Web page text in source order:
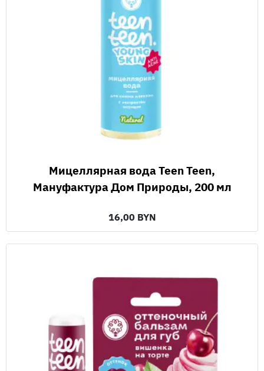
Мицеллярная вода Teen Teen,
Мануфактура Дом Природы, 200 мл
16,00 BYN